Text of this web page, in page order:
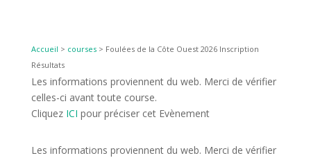
Accueil > courses> Foulées de la Côte Ouest 2026 Inscription
Résultats
Les informations proviennent du web. Merci de vérifier
celles-ci avant toute course.
Cliquez ICI pour préciser cet Evènement
Les informations proviennent du web. Merci de vérifier